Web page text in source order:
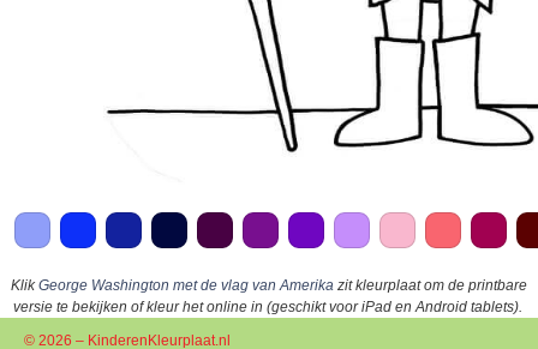
KlikGeorge Washington met de vlag van Amerika zit kleurplaat om de printbare
versie te bekijken of kleur het online in (geschikt voor iPad en Android tablets).
© 2026 – KinderenKleurplaat.nl